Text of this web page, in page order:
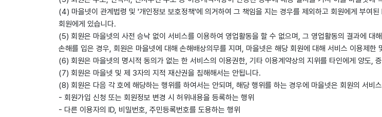
(4) 마을넷이 관계법령 및 '개인정보 보호정책'에 의거하여 그 책임을 지는 경우를 제외하고 회원에게 부여
회원에게 있습니다.
(5) 회원은 마을넷의 사전 승낙 없이 서비스를 이용하여 영업활동을 할 수 없으며, 그 영업활동의 결과에 대
손해를 입은 경우, 회원은 마을넷에 대해 손해배상의무를 지며, 마을넷은 해당 회원에 대해 서비스 이용제한
(6) 회원은 마을넷의 명시적 동의가 없는 한 서비스의 이용권한, 기타 이용계약상의 지위를 타인에게 양도,
(7) 회원은 마을넷 및 제 3자의 지적 재산권을 침해해서는 안됩니다.
(8) 회원은 다음 각 호에 해당하는 행위를 하여서는 안되며, 해당 행위를 하는 경우에 마을넷은 회원의 서비
- 회원가입 신청 또는 회원정보 변경 시 허위내용을 등록하는 행위
- 다른 이용자의 ID, 비밀번호, 주민등록번호를 도용하는 행위